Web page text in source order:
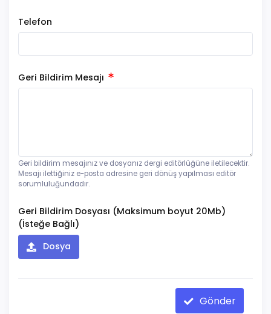
Telefon
Geri Bildirim Mesajı
Geri bildirim mesajınız ve dosyanız dergi editörlüğüne iletilecektir.
Mesajı ilettiğiniz e-posta adresine geri dönüş yapılması editör
sorumluluğundadır.
Geri Bildirim Dosyası (Maksimum boyut 20Mb)
(İsteğe Bağlı)
Dosya
Gönder